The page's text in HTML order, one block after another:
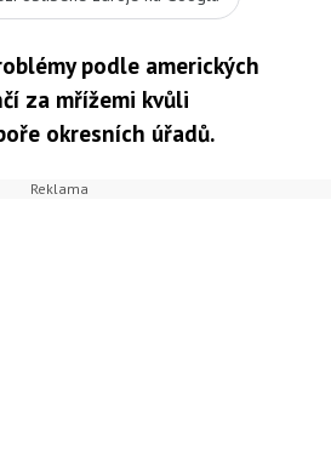
podle amerických
za mřížemi kvůli
okresních úřadů.